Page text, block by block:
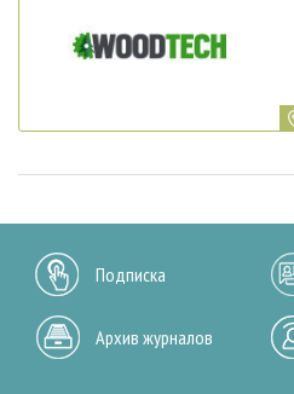
Подписка
Архив журналов